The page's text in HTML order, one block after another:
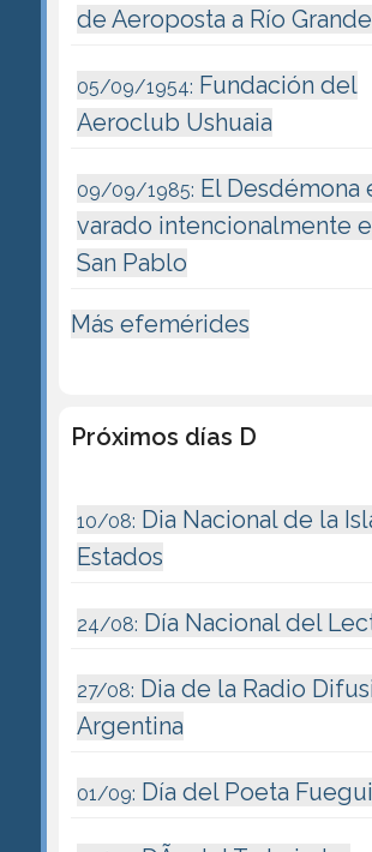
de Aeroposta a Río Grande
05/09/1954: Fundación del
Aeroclub Ushuaia
09/09/1985: El Desdémona
varado intencionalmente
San Pablo
Más efemérides
Próximos días D
10/08: Dia Nacional de la
Estados
24/08: Día Nacional del
27/08: Dia de la Radio
Argentina
01/09: Día del Poeta